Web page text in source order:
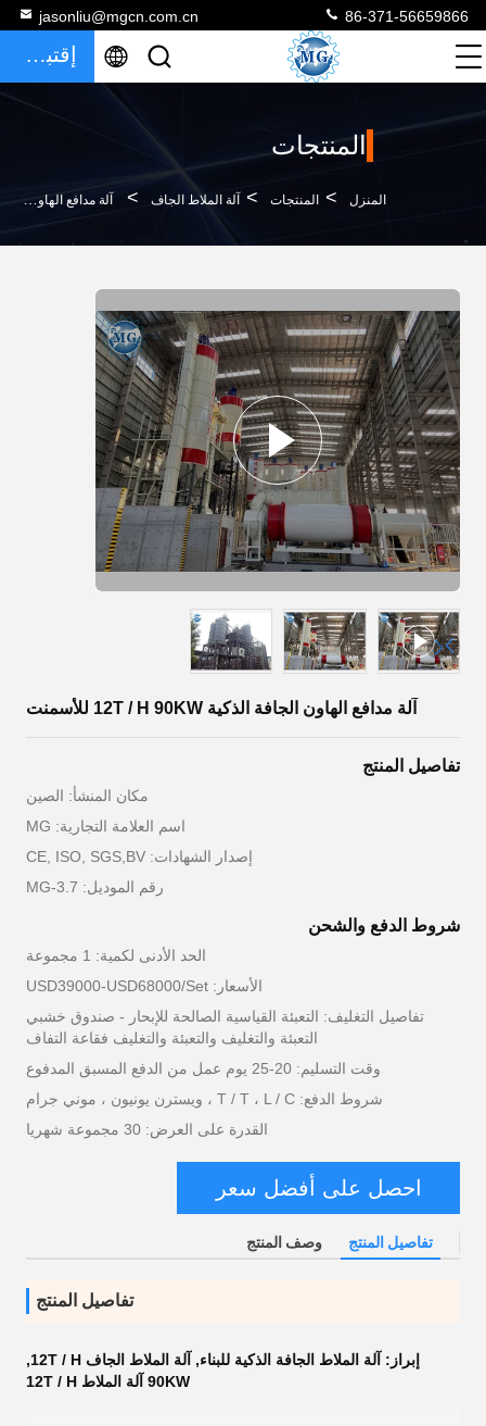
jasonliu@mgcn.com.cn 86-371-56659866
إقتباس
المنتجات
المنزل > المنتجات > آلة الملاط الجاف > آلة مدافع الهاون الجافة الذكية 12T / H 90KW للأسمنت
آلة مدافع الهاون الجافة الذكية 12T / H 90KW للأسمنت
تفاصيل المنتج
مكان المنشأ: الصين
اسم العلامة التجارية: MG
إصدار الشهادات: CE, ISO, SGS,BV
رقم الموديل: MG-3.7
شروط الدفع والشحن
الحد الأدنى لكمية: 1 مجموعة
الأسعار: USD39000-USD68000/Set
تفاصيل التغليف: التعبئة القياسية الصالحة للإبحار - صندوق خشبي
التعبئة والتغليف والتعبئة والتغليف فقاعة التفاف
وقت التسليم: 20-25 يوم عمل من الدفع المسبق المدفوع
شروط الدفع: T / T ، L / C ، ويسترن يونيون ، موني جرام
القدرة على العرض: 30 مجموعة شهريا
احصل على أفضل سعر
تفاصيل المنتج وصف المنتج
تفاصيل المنتج
إبراز: آلة الملاط الجافة الذكية للبناء, آلة الملاط الجاف 12T / H
,
90KW آلة الملاط 12T / H